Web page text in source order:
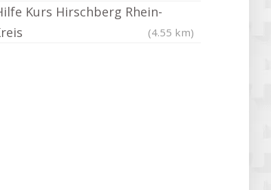
Kurs Hirschberg Rhein-
(4.55 km)